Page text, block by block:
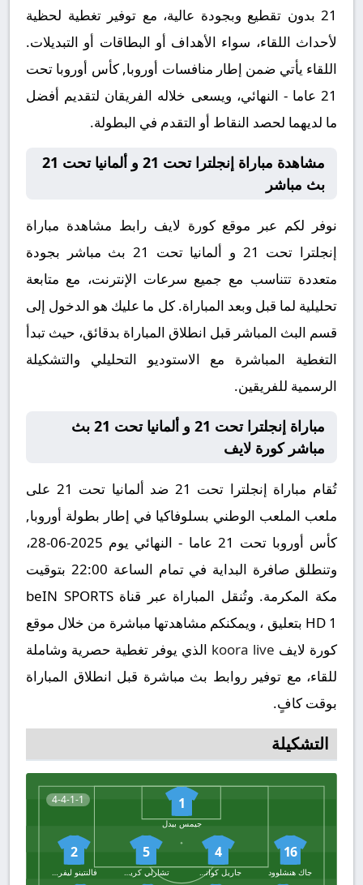
21 بدون تقطيع وبجودة عالية، مع توفير تغطية لحظية
لأحداث اللقاء، سواء الأهداف أو البطاقات أو التبديلات.
اللقاء يأتي ضمن إطار منافسات أوروبا, كأس أوروبا تحت
21 عاما - النهائي، ويسعى خلاله الفريقان لتقديم أفضل
ما لديهما لحصد النقاط أو التقدم في البطولة.
مشاهدة مباراة إنجلترا تحت 21 و ألمانيا تحت 21
بث مباشر
نوفر لكم عبر موقع كورة لايف رابط مشاهدة مباراة
إنجلترا تحت 21 و ألمانيا تحت 21 بث مباشر بجودة
متعددة تتناسب مع جميع سرعات الإنترنت، مع متابعة
تحليلية لما قبل وبعد المباراة. كل ما عليك هو الدخول إلى
قسم البث المباشر قبل انطلاق المباراة بدقائق، حيث تبدأ
التغطية المباشرة مع الاستوديو التحليلي والتشكيلة
الرسمية للفريقين.
مباراة إنجلترا تحت 21 و ألمانيا تحت 21 بث
مباشر كورة لايف
تُقام مباراة إنجلترا تحت 21 ضد ألمانيا تحت 21 على
ملعب الملعب الوطني بسلوفاكيا في إطار بطولة أوروبا,
كأس أوروبا تحت 21 عاما - النهائي يوم 2025-06-28،
وتنطلق صافرة البداية في تمام الساعة 22:00 بتوقيت
مكة المكرمة. وتُنقل المباراة عبر قناة beIN SPORTS
HD 1 بتعليق ، ويمكنكم مشاهدتها مباشرة من خلال موقع
كورة لايف koora live الذي يوفر تغطية حصرية وشاملة
للقاء، مع توفير روابط بث مباشرة قبل انطلاق المباراة
بوقت كافٍ.
التشكيلة
4-4-1-1 1
جيمس بيدل
16
جاك هنشلوود
4
جاريل كوانساه
5
تشارلي كريسويل
2
فالنتينو ليفرامينتو